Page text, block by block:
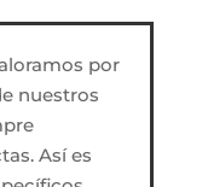
por
nuestros
Así es